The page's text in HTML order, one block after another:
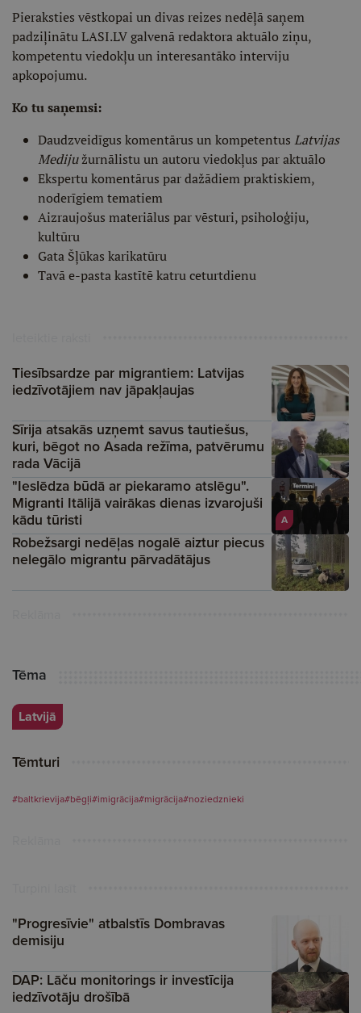
Pieraksties vēstkopai un divas reizes nedēļā saņem
padziļinātu LASI.LV galvenā redaktora aktuālo ziņu,
kompetentu viedokļu un interesantāko interviju
apkopojumu.
Ko tu saņemsi:
Daudzveidīgus komentārus un kompetentus Latvijas
Medijužurnālistu un autoru viedokļus par aktuālo
Ekspertu komentārus par dažādiem praktiskiem,
noderīgiem tematiem
Aizraujošus materiālus par vēsturi, psiholoģiju,
kultūru
Gata Šļūkas karikatūru
Tavā e-pasta kastītē katru ceturtdienu
Tiesībsardze par migrantiem: Latvijas
iedzīvotājiem nav jāpakļaujas
Sīrija atsakās uzņemt savus tautiešus,
kuri, bēgot no Asada režīma, patvērumu
rada Vācijā
A
"Ieslēdza būdā ar piekaramo atslēgu".
Migranti Itālijā vairākas dienas izvarojuši
kādu tūristi
Robežsargi nedēļas nogalē aiztur piecus
nelegālo migrantu pārvadātājus
Tēma
Latvijā
Tēmturi
#baltkrievija#bēgļi#imigrācija#migrācija#noziedznieki
"Progresīvie" atbalstīs Dombravas
demisiju
DAP: Lāču monitorings ir investīcija
iedzīvotāju drošībā